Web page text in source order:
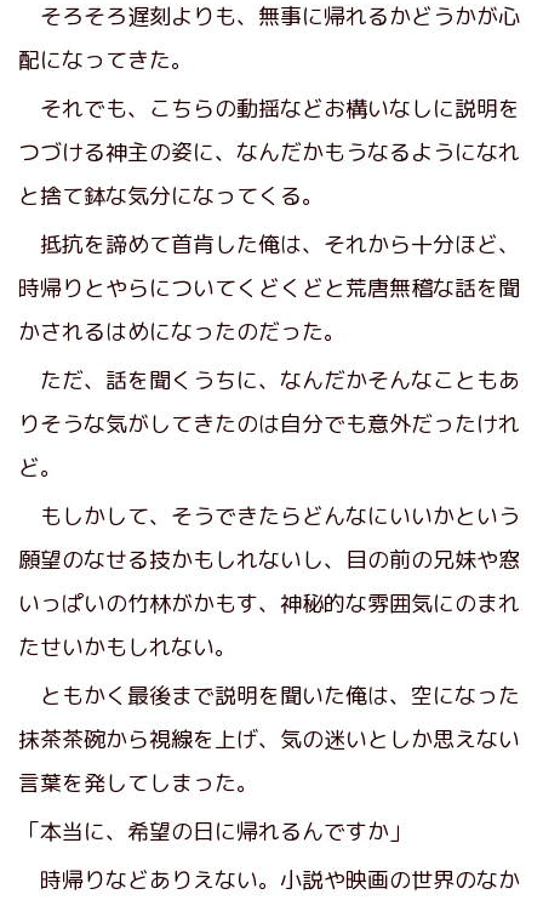
そろそろ遅刻よりも、無事に帰れるかどうかが心
配になってきた。
それでも、こちらの動揺などお構いなしに説明を
つづける神主の姿に、なんだかもうなるようになれ
と捨て鉢な気分になってくる。
抵抗を諦めて首肯した俺は、それから十分ほど、
時帰りとやらについてくどくどと荒唐無稽な話を聞
かされるはめになったのだった。
ただ、話を聞くうちに、なんだかそんなこともあ
りそうな気がしてきたのは自分でも意外だったけれ
ど。
もしかして、そうできたらどんなにいいかという
願望のなせる技かもしれないし、目の前の兄妹や窓
いっぱいの竹林がかもす、神秘的な雰囲気にのまれ
たせいかもしれない。
ともかく最後まで説明を聞いた俺は、空になった
抹茶茶碗から視線を上げ、気の迷いとしか思えない
言葉を発してしまった。
「本当に、希望の日に帰れるんですか」
時帰りなどありえない。小説や映画の世界のなか